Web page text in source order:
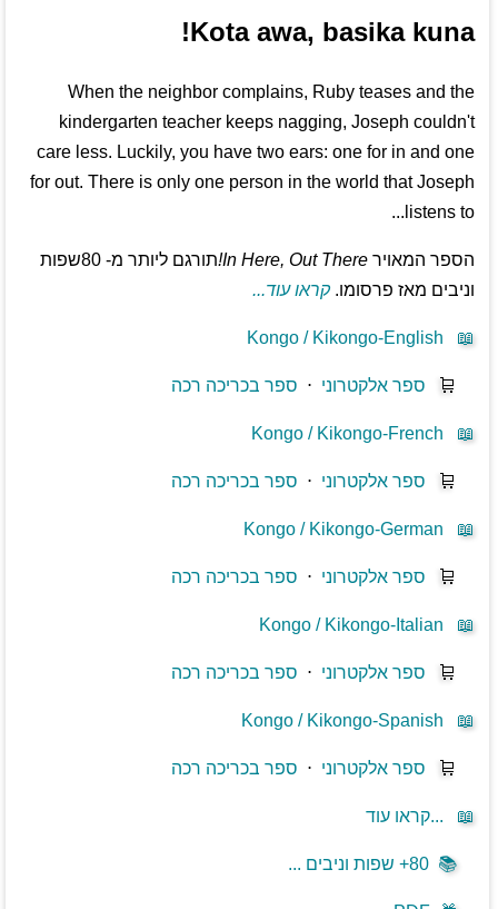
Kota awa, basika kuna!
When the neighbor complains, Ruby teases and the
kindergarten teacher keeps nagging, Joseph couldn't
care less. Luckily, you have two ears: one for in and one
for out. There is only one person in the world that Joseph
listens to...
הספר המאוירIn Here, Out There!
תורגם ליותר מ- 80שפות
וניבים מאז פרסומו.קראו עוד...
📖
Kongo / Kikongo-English
🛒 ספר אלקטרוני ⋅ ספר בכריכה רכה
📖
Kongo / Kikongo-French
🛒 ספר אלקטרוני ⋅ ספר בכריכה רכה
📖
Kongo / Kikongo-German
🛒 ספר אלקטרוני ⋅ ספר בכריכה רכה
📖
Kongo / Kikongo-Italian
🛒 ספר אלקטרוני ⋅ ספר בכריכה רכה
📖
Kongo / Kikongo-Spanish
🛒 ספר אלקטרוני ⋅ ספר בכריכה רכה
📖 קראו עוד...
📚 80+ שפות וניבים ...